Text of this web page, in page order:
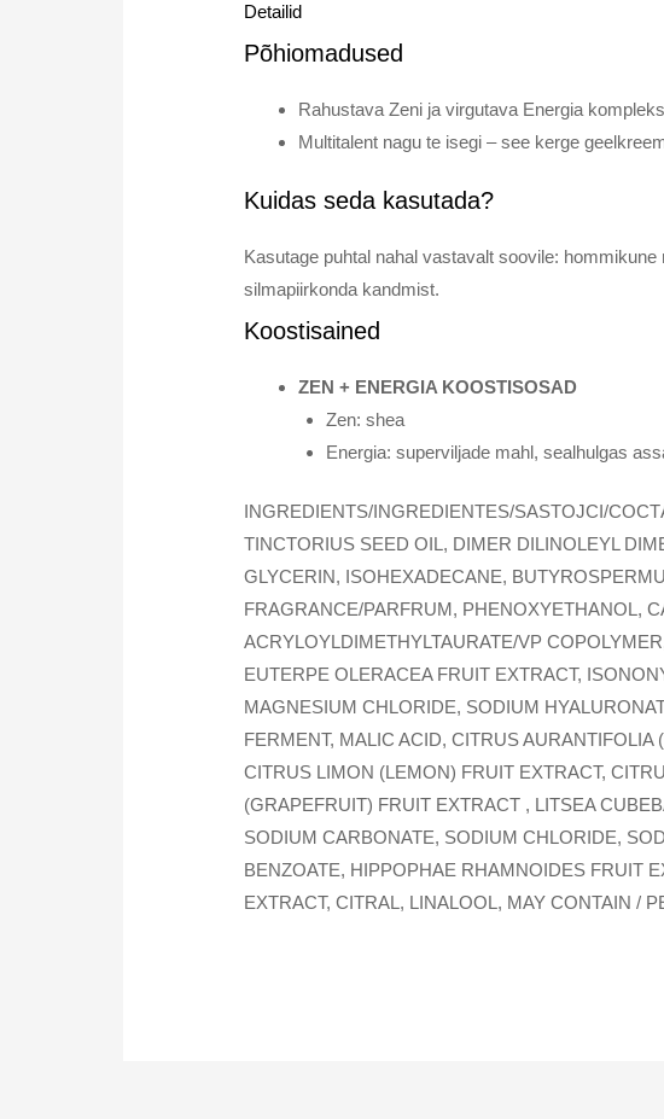
Detailid
Põhiomadused
Rahustava Zeni ja virgutava Energia
Multitalent nagu te isegi – see kerge
Kuidas seda kasutada?
Kasutage puhtal nahal vastavalt soovile:
silmapiirkonda kandmist.
Koostisained
ZEN + ENERGIA KOOSTISOSAD
Zen: shea
Energia: superviljade mahl, sealhulgas
INGREDIENTS/INGREDIENTES/SASTOJCI/
TINCTORIUS SEED OIL, DIMER DILINOLEYL
GLYCERIN, ISOHEXADECANE,
FRAGRANCE/PARFRUM, PHENOXYETHANOL,
ACRYLOYLDIMETHYLTAURATE/VP
EUTERPE OLERACEA FRUIT EXTRACT,
MAGNESIUM CHLORIDE, SODIUM
FERMENT, MALIC ACID, CITRUS
CITRUS LIMON (LEMON) FRUIT EXTRACT,
(GRAPEFRUIT) FRUIT EXTRACT , LITSEA
SODIUM CARBONATE, SODIUM CHLORIDE,
BENZOATE, HIPPOPHAE RHAMNOIDES FRUIT
EXTRACT, CITRAL, LINALOOL, MAY CONTAIN /